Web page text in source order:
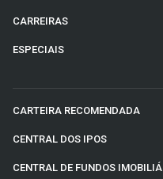
CARREIRAS
ESPECIAIS
CARTEIRA RECOMENDADA
CENTRAL DOS IPOS
CENTRAL DE FUNDOS